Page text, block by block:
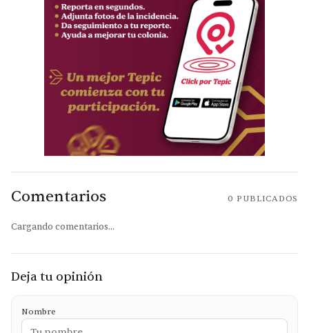
Comentarios 0 PUBLICADOS
Cargando comentarios...
Deja tu opinión
Nombre